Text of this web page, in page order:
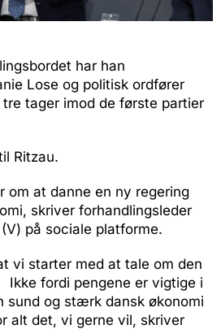
har han
Lose og politisk ordfører
tager imod de første partier
Ritzau.
om at danne en ny regering
skriver forhandlingsleder
på sociale platforme.
vi starter med at tale om den
fordi pengene er vigtige i
sund og stærk dansk økonomi
alt det, vi gerne vil, skriver